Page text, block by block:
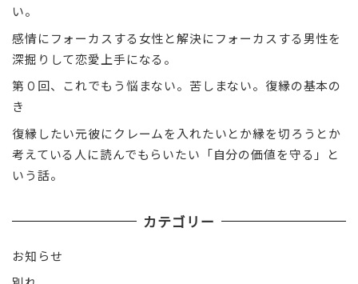
い。
感情にフォーカスする女性と解決にフォーカスする男性を
深掘りして恋愛上手になる。
第０回、これでもう悩まない。苦しまない。復縁の基本の
き
復縁したい元彼にクレームを入れたいとか縁を切ろうとか
考えている人に読んでもらいたい「自分の価値を守る」と
いう話。
カテゴリー
お知らせ